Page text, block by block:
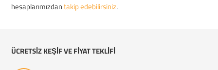
hesaplarımızdantakip edebilirsiniz.
ÜCRETSİZ KEŞİF VE FİYAT TEKLİFİ